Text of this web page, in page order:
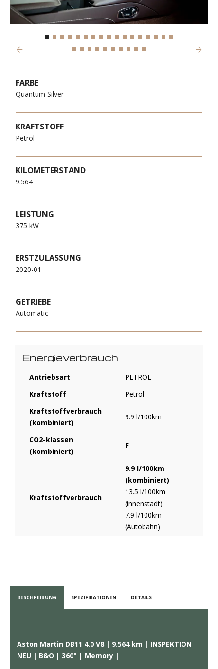
Previous Next
FARBE
Quantum Silver
KRAFTSTOFF
Petrol
KILOMETERSTAND
9.564
LEISTUNG
375 kW
ERSTZULASSUNG
2020-01
GETRIEBE
Automatic
Energieverbrauch
Antriebsart
PETROL
Kraftstoff
Petrol
Kraftstoffverbrauch
(kombiniert)
9.9 l/100km
CO2-klassen
(kombiniert)
F
Kraftstoffverbrauch
9.9 l/100km
(kombiniert)
13.5 l/100km
(innenstadt)
7.9 l/100km
(Autobahn)
BESCHREIBUNG SPEZIFIKATIONEN DETAILS
Aston Martin DB11 4.0 V8 | 9.564 km | INSPEKTION
NEU | B&O | 360° | Memory |